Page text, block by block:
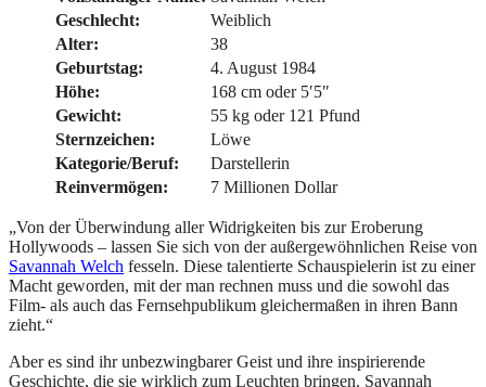
Geschlecht:
Weiblich
Alter:
38
Geburtstag:
4. August 1984
Höhe:
168 cm oder 5′5″
Gewicht:
55 kg oder 121 Pfund
Sternzeichen:
Löwe
Kategorie/Beruf:
Darstellerin
Reinvermögen:
7 Millionen Dollar
„Von der Überwindung aller Widrigkeiten bis zur Eroberung
Hollywoods – lassen Sie sich von der außergewöhnlichen Reise von
Savannah Welch fesseln. Diese talentierte Schauspielerin ist zu einer
Macht geworden, mit der man rechnen muss und die sowohl das
Film- als auch das Fernsehpublikum gleichermaßen in ihren Bann
zieht.“
Aber es sind ihr unbezwingbarer Geist und ihre inspirierende
Geschichte, die sie wirklich zum Leuchten bringen. Savannah